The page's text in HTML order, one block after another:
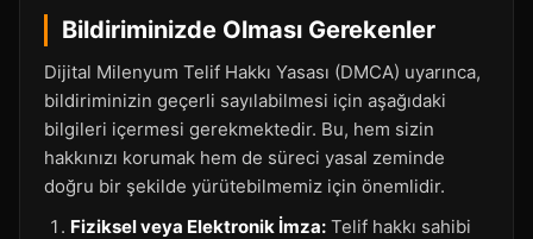
Bildiriminizde Olması Gerekenler
Dijital Milenyum Telif Hakkı Yasası (DMCA) uyarınca,
bildiriminizin geçerli sayılabilmesi için aşağıdaki
bilgileri içermesi gerekmektedir. Bu, hem sizin
hakkınızı korumak hem de süreci yasal zeminde
doğru bir şekilde yürütebilmemiz için önemlidir.
Fiziksel veya Elektronik İmza: Telif hakkı sahibi